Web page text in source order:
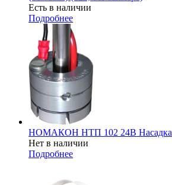
Есть в наличии
Подробнее
НОМАКОН НТП 102 24В Насадка
Нет в наличии
Подробнее